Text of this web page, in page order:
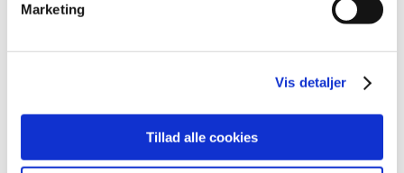
Marketing
Vis detaljer
Tillad alle cookies
juli (8)
marts (21)
januar (11)